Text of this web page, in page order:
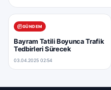
GÜNDEM
Bayram Tatili Boyunca Trafik
Tedbirleri Sürecek
03.04.2025 02:54